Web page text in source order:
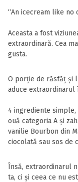
“An icecream like no
Aceasta a fost
extraordinară. Cea
gusta.
O porție de răsfăț și
aduce extraordinarul
4 ingrediente
ouă categoria A și
vanilie Bourbon din
ciocolată sau sos de
Însă, extraordinarul
ta, ci și ceea ce nu